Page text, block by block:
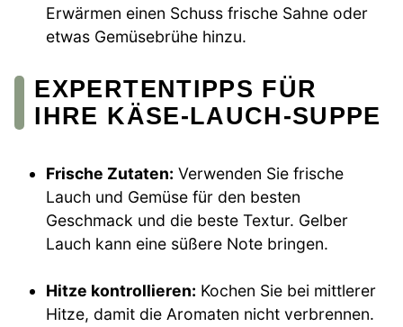
Erwärmen einen Schuss frische Sahne oder
etwas Gemüsebrühe hinzu.
EXPERTENTIPPS FÜR
IHRE KÄSE-LAUCH-SUPPE
Frische Zutaten: Verwenden Sie frische
Lauch und Gemüse für den besten
Geschmack und die beste Textur. Gelber
Lauch kann eine süßere Note bringen.
Hitze kontrollieren: Kochen Sie bei mittlerer
Hitze, damit die Aromaten nicht verbrennen.